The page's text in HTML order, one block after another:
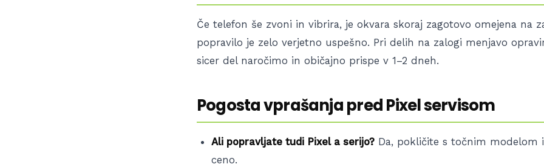
Če telefon še zvoni in vibrira, je okvara skoraj zagotovo omejena na
popravilo je zelo verjetno uspešno. Pri delih na zalogi menjavo
sicer del naročimo in običajno prispe v 1–2 dneh.
Pogosta vprašanja pred Pixel servisom
Ali popravljate tudi Pixel a serijo? Da, pokličite s točnim modelom
ceno.